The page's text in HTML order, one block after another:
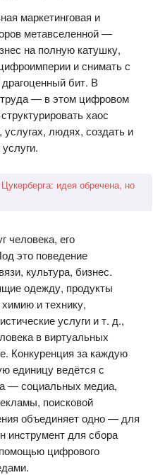
маркетинговая и
метавселенной —
на полную катушку,
и снимать с
бит. В
— в этом цифровом
хаос
людях, создать и
идея обречена, но
человека, его
это поведение
культура, бизнес.
одежду, продукты
и технику,
услуги и т. д.,
в виртуальных
Конкуренция за каждую
единицу ведётся с
— социальных медиа,
поисковой
объединяет одно — для
инструмент для сбора
цифрового